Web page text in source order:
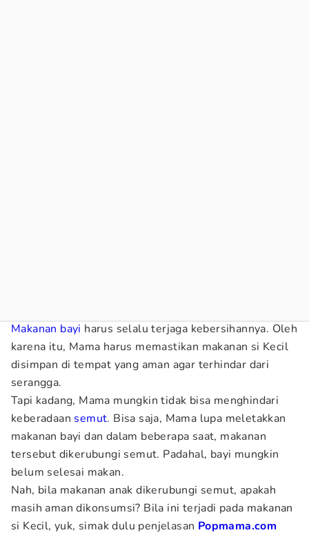
Makanan bayi harus selalu terjaga kebersihannya. Oleh
karena itu, Mama harus memastikan makanan si Kecil
disimpan di tempat yang aman agar terhindar dari
serangga.
Tapi kadang, Mama mungkin tidak bisa menghindari
keberadaan semut. Bisa saja, Mama lupa meletakkan
makanan bayi dan dalam beberapa saat, makanan
tersebut dikerubungi semut. Padahal, bayi mungkin
belum selesai makan.
Nah, bila makanan anak dikerubungi semut, apakah
masih aman dikonsumsi? Bila ini terjadi pada makanan
si Kecil, yuk, simak dulu penjelasan Popmama.com